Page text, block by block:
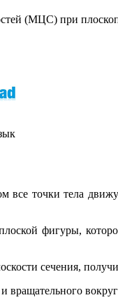
(МЦС) при
точки тела
фигуры,
сечения,
вращательного